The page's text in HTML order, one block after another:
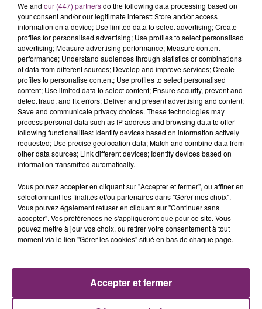
La Bulle - Guinguette éphémère
de Frelinghien !
We and our (447) partnersdo the following data processing based on
your consent and/or our legitimate interest: Store and/or access
information on a device; Use limited data to select advertising; Create
profiles for personalised advertising; Use profiles to select personalised
advertising; Measure advertising performance; Measure content
performance; Understand audiences through statistics or combinations
of data from different sources; Develop and improve services; Create
profiles to personalise content; Use profiles to select personalised
content; Use limited data to select content; Ensure security, prevent and
detect fraud, and fix errors; Deliver and present advertising and content;
Save and communicate privacy choices. These technologies may
process personal data such as IP address and browsing data to offer
following functionalities: Identify devices based on information actively
requested; Use precise geolocation data; Match and combine data from
other data sources; Link different devices; Identify devices based on
information transmitted automatically.
Vous pouvez accepter en cliquant sur "Accepter et fermer", ou affiner en
sélectionnant les finalités et/ou partenaires dans "Gérer mes choix".
Vous pouvez également refuser en cliquant sur "Continuer sans
accepter". Vos préférences ne s'appliqueront que pour ce site. Vous
pouvez mettre à jour vos choix, ou retirer votre consentement à tout
moment via le lien "Gérer les cookies" situé en bas de chaque page.
Accepter et fermer